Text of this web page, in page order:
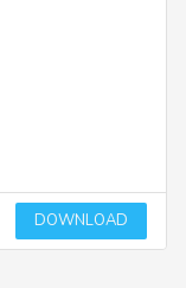
DOWNLOAD